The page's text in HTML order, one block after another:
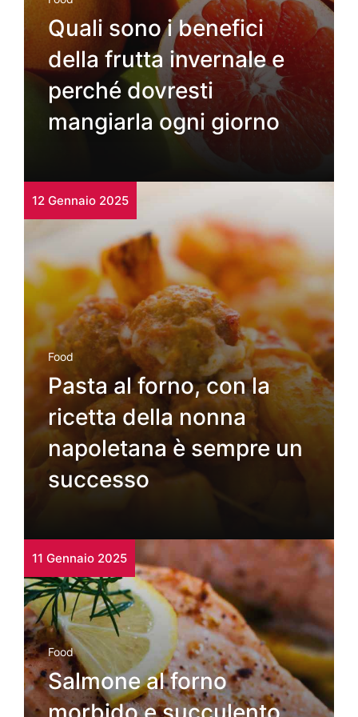
Quali sono i benefici
della frutta invernale e
perché dovresti
mangiarla ogni giorno
12 Gennaio 2025
Food
Pasta al forno, con la
ricetta della nonna
napoletana è sempre un
successo
11 Gennaio 2025
Food
Salmone al forno